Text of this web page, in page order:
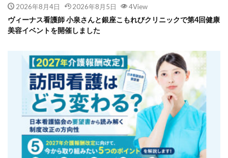
2026年8月4日 2026年8月5日 4View
ヴィーナス看護師 小泉さんと銀座こもれびクリニックで第4回健康
美容イベントを開催しました